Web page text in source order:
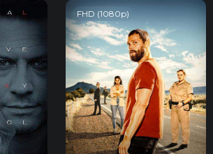
FHD (1080p)